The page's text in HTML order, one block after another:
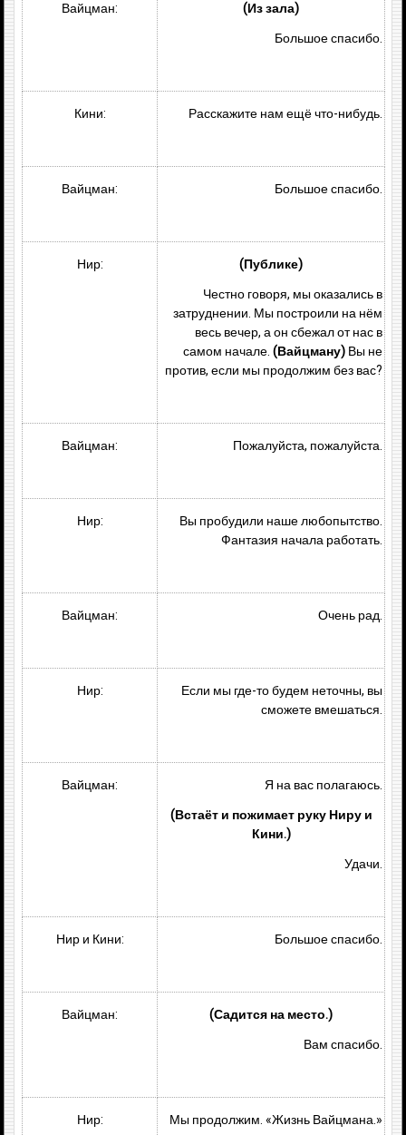
Вайцман:
(Из зала)
Большое спасибо.
Кини: Расскажите нам ещё что-нибудь.
Вайцман: Большое спасибо.
Нир:
(Публике)
Честно говоря, мы оказались в
затруднении. Мы построили на нём
весь вечер, а он сбежал от нас в
самом начале.(Вайцману)Вы не
против, если мы продолжим без вас?
Вайцман: Пожалуйста, пожалуйста.
Нир:
Вы пробудили наше любопытство.
Фантазия начала работать.
Вайцман: Очень рад.
Нир:
Если мы где-то будем неточны, вы
сможете вмешаться.
Вайцман:
Я на вас полагаюсь.
(Встаёт и пожимает руку Ниру и
Кини.)
Удачи.
Нир и Кини: Большое спасибо.
Вайцман:
(Садится на место.)
Вам спасибо.
Нир: Мы продолжим. «Жизнь Вайцмана.»